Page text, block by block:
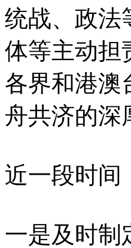
统战、政法
体等主动担
各界和港澳
舟共济的深
近一段时间
一是及时制